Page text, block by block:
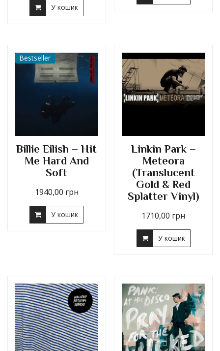
У кошик
Bestseller
Billie Eilish – Hit
Me Hard And
Soft
1940,00 грн
У кошик
Linkin Park –
Meteora
(Translucent
Gold & Red
Splatter Vinyl)
1710,00 грн
У кошик